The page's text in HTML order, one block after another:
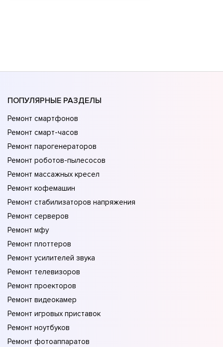
ПОПУЛЯРНЫЕ РАЗДЕЛЫ
Ремонт смартфонов
Ремонт смарт-часов
Ремонт парогенераторов
Ремонт роботов-пылесосов
Ремонт массажных кресел
Ремонт кофемашин
Ремонт стабилизаторов напряжения
Ремонт серверов
Ремонт мфу
Ремонт плоттеров
Ремонт усилителей звука
Ремонт телевизоров
Ремонт проекторов
Ремонт видеокамер
Ремонт игровых приставок
Ремонт ноутбуков
Ремонт фотоаппаратов